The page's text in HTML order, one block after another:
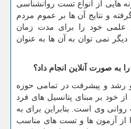
هایی از انواع تست روانشناسی
و نتایج آن ها بر عموم مردم
علمی خود را برای مدت زمان
نمی توان به آن ها به عنوان
صورت آنلاین انجام داد؟
رشد و پیشرفت در تمامی حوزه
خود بر مبنای پتانسیل های فرد
وی است. بنابراین برای به
از آزمون ها و تست های مناسب